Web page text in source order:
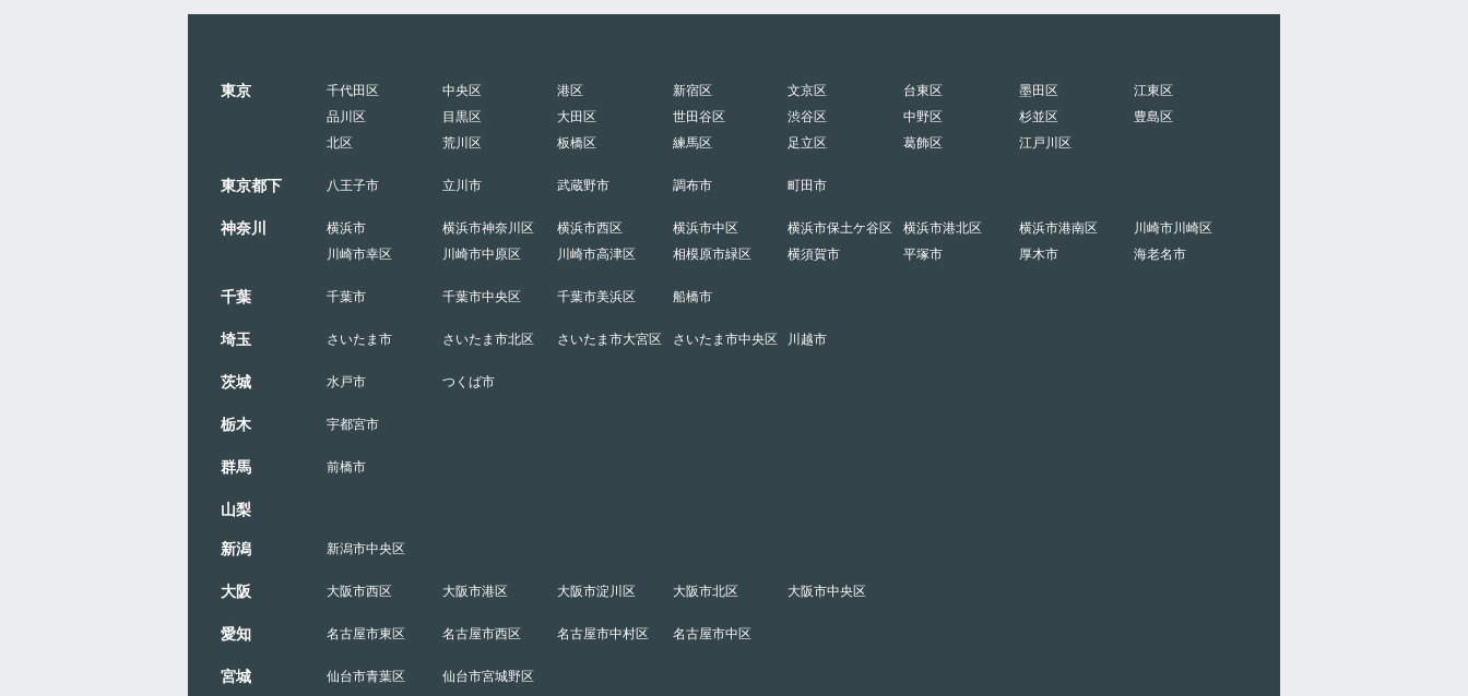
東京 千代田区 中央区 港区 新宿区 文京区 台東区 墨田区
江東区
品川区
目黒区 大田区 世田谷区 渋谷区 中野区 杉並区
豊島区
北区
荒川区 板橋区 練馬区 足立区 葛飾区 江戸川区
東京都下 八王子市 立川市 武蔵野市 調布市 町田市
神奈川 横浜市 横浜市神奈川区 横浜市西区 横浜市中区 横浜市保土ケ谷区 横浜市港北区 横浜市港南区
川崎市川崎区
川崎市幸区
川崎市中原区 川崎市高津区 相模原市緑区 横須賀市 平塚市 厚木市 海老名市
千葉 千葉市 千葉市中央区 千葉市美浜区 船橋市
埼玉 さいたま市 さいたま市北区 さいたま市大宮区 さいたま市中央区 川越市
茨城 水戸市 つくば市
栃木 宇都宮市
群馬 前橋市
山梨
新潟 新潟市中央区
大阪 大阪市西区 大阪市港区 大阪市淀川区 大阪市北区 大阪市中央区
愛知 名古屋市東区 名古屋市西区 名古屋市中村区 名古屋市中区
宮城 仙台市青葉区 仙台市宮城野区